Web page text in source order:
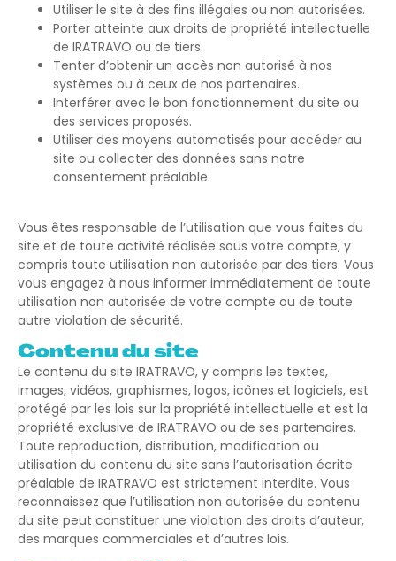
Utiliser le site à des fins illégales ou non autorisées.
Porter atteinte aux droits de propriété intellectuelle
de IRATRAVO ou de tiers.
Tenter d’obtenir un accès non autorisé à nos
systèmes ou à ceux de nos partenaires.
Interférer avec le bon fonctionnement du site ou
des services proposés.
Utiliser des moyens automatisés pour accéder au
site ou collecter des données sans notre
consentement préalable.
Vous êtes responsable de l’utilisation que vous faites du
site et de toute activité réalisée sous votre compte, y
compris toute utilisation non autorisée par des tiers. Vous
vous engagez à nous informer immédiatement de toute
utilisation non autorisée de votre compte ou de toute
autre violation de sécurité.
Contenu du site
Le contenu du site IRATRAVO, y compris les textes,
images, vidéos, graphismes, logos, icônes et logiciels, est
protégé par les lois sur la propriété intellectuelle et est la
propriété exclusive de IRATRAVO ou de ses partenaires.
Toute reproduction, distribution, modification ou
utilisation du contenu du site sans l’autorisation écrite
préalable de IRATRAVO est strictement interdite. Vous
reconnaissez que l’utilisation non autorisée du contenu
du site peut constituer une violation des droits d’auteur,
des marques commerciales et d’autres lois.